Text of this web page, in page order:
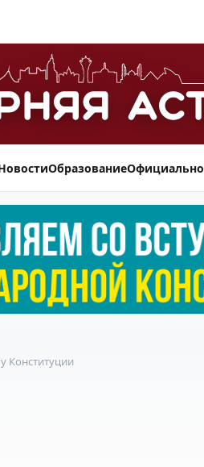
ОбразованиеОфициально
Конституции